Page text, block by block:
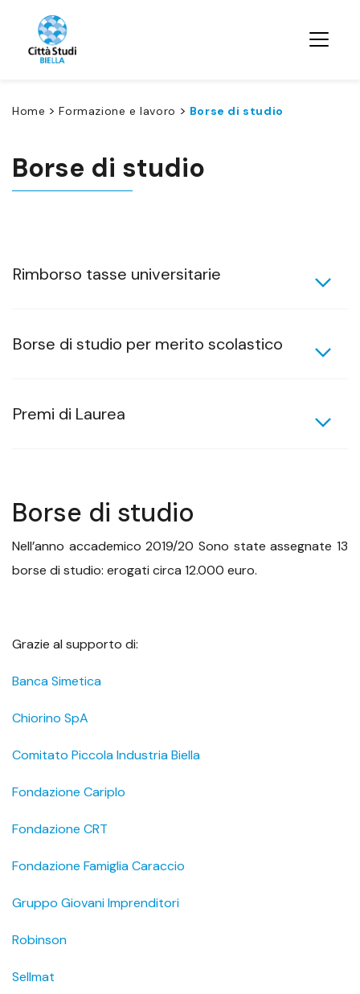
Home >Formazione e lavoro > Borse di studio
Borse di studio
Rimborso tasse universitarie
Borse di studio per merito scolastico
Premi di Laurea
Borse di studio
Nell’anno accademico 2019/20 Sono state assegnate 13
borse di studio: erogati circa 12.000 euro.
Grazie al supporto di:
Banca Simetica
Chiorino SpA
Comitato Piccola Industria Biella
Fondazione Cariplo
Fondazione CRT
Fondazione Famiglia Caraccio
Gruppo Giovani Imprenditori
Robinson
Sellmat